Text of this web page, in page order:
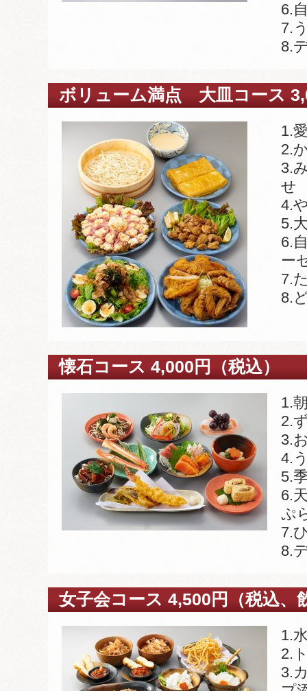
6.
7.
8.
ボリューム満点 大皿コース
1.
2.
3.
せ
4.
5.
6.
ー
7.
8.
懐石コース 4,000円（税込）
1.
2.
3.
4.
5.
6.
ぷ
7.
8.
女子会コース 4,500円（税込、
1.
2.
3.